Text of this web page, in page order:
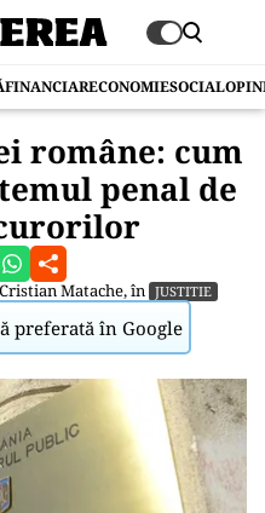
FINANCIARECONOMIESOCIAL
române: cum
penal de
Cristian Matache, în JUSTITIE
preferată în Google